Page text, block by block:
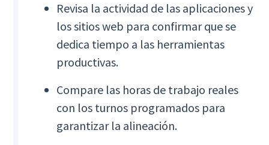
Revisa la actividad de las aplicaciones y
los sitios web para confirmar que se
dedica tiempo a las herramientas
productivas.
Compare las horas de trabajo reales
con los turnos programados para
garantizar la alineación.